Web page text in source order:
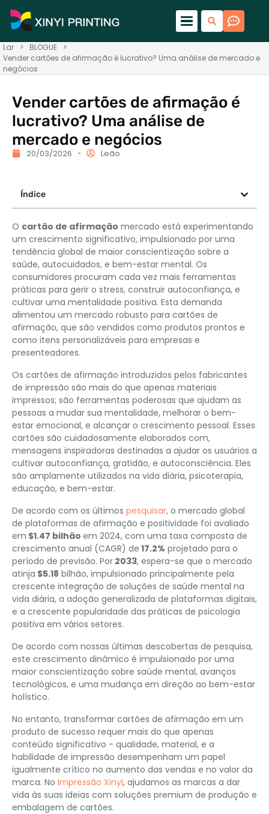
Lar > BLOGUE
>
Vender cartões de afirmação é lucrativo? Uma análise de mercado e
negócios
Vender cartões de afirmação é
lucrativo? Uma análise de
mercado e negócios
20/03/2026 Leão
Índice
O cartão de afirmação mercado está experimentando
um crescimento significativo, impulsionado por uma
tendência global de maior conscientização sobre a
saúde, autocuidados, e bem-estar mental. Os
consumidores procuram cada vez mais ferramentas
práticas para gerir o stress, construir autoconfiança, e
cultivar uma mentalidade positiva. Esta demanda
alimentou um mercado robusto para cartões de
afirmação, que são vendidos como produtos prontos e
como itens personalizáveis ​​para empresas e
presenteadores.
Os cartões de afirmação introduzidos pelos fabricantes
de impressão são mais do que apenas materiais
impressos; são ferramentas poderosas que ajudam as
pessoas a mudar sua mentalidade, melhorar o bem-
estar emocional, e alcançar o crescimento pessoal. Esses
cartões são cuidadosamente elaborados com,
mensagens inspiradoras destinadas a ajudar os usuários a
cultivar autoconfiança, gratidão, e autoconsciência. Eles
são amplamente utilizados na vida diária, psicoterapia,
educação, e bem-estar.
De acordo com os últimos pesquisar, o mercado global
de plataformas de afirmação e positividade foi avaliado
em $1.47 bilhão em 2024, com uma taxa composta de
crescimento anual (CAGR) de 17.2% projetado para o
período de previsão. Por 2033, espera-se que o mercado
atinja $5.18 bilhão, impulsionado principalmente pela
crescente integração de soluções de saúde mental na
vida diária, a adoção generalizada de plataformas digitais,
e a crescente popularidade das práticas de psicologia
positiva em vários setores.
De acordo com nossas últimas descobertas de pesquisa,
este crescimento dinâmico é impulsionado por uma
maior conscientização sobre saúde mental, avanços
tecnológicos, e uma mudança em direção ao bem-estar
holístico.
No entanto, transformar cartões de afirmação em um
produto de sucesso requer mais do que apenas
conteúdo significativo - qualidade, material, e a
habilidade de impressão desempenham um papel
igualmente crítico no aumento das vendas e no valor da
marca. No Impressão Xinyi, ajudamos as marcas a dar
vida às suas ideias com soluções premium de produção e
embalagem de cartões.